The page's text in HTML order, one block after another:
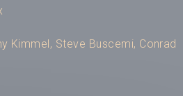
Kimmel , Steve Buscemi, Conrad